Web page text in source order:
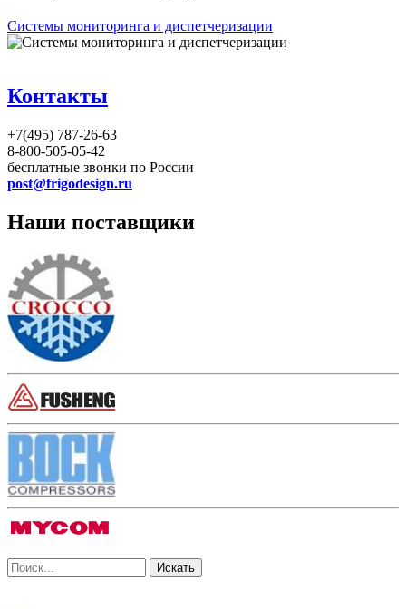
Системы мониторинга и диспетчеризации
Контакты
+7(495) 787-26-63
8-800-505-05-42
бесплатные звонки по России
post@frigodesign.ru
Наши поставщики